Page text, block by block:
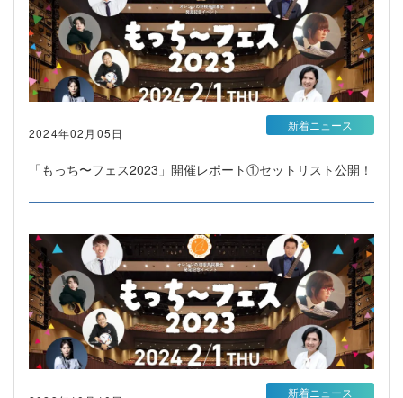
2024年02月05日
「もっち〜フェス2023」開催レポート①セットリスト公開！
新着ニュース
新着ニュース